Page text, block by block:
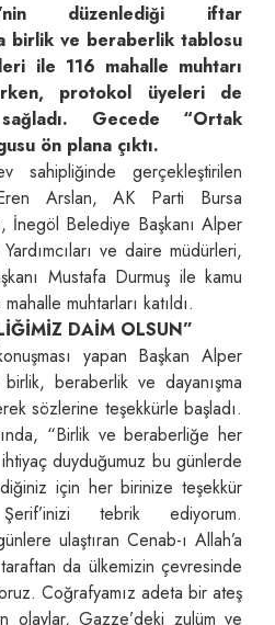
düzenlediği iftar
birlik ve beraberlik tablosu
ile 116 mahalle muhtarı
protokol üyeleri de
Gecede “Ortak
ön plana çıktı.
sahipliğinde gerçekleştirilen
Arslan, AK Parti Bursa
İnegöl Belediye Başkanı Alper
ve daire müdürleri,
Mustafa Durmuş ile kamu
muhtarları katıldı.
DAİM OLSUN”
yapan Başkan Alper
birlik, beraberlik ve dayanışma
sözlerine teşekkürle başladı.
“Birlik ve beraberliğe her
duyduğumuz bu günlerde
için her birinize teşekkür
tebrik ediyorum.
ulaştıran Cenab-ı Allah’a
da ülkemizin çevresinde
Coğrafyamız adeta bir ateş
olaylar, Gazze’deki zulüm ve